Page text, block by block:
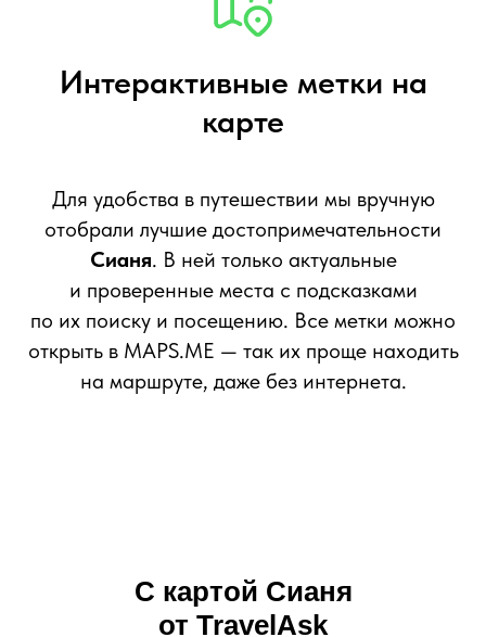
Интерактивные метки на
карте
Для удобства в путешествии мы вручную
отобрали лучшие достопримечательности
Сианя. В ней только актуальные
и проверенные места с подсказками
по их поиску и посещению. Все метки можно
открыть в MAPS.ME — так их проще находить
на маршруте, даже без интернета.
С картой Сианя
от TravelAsk